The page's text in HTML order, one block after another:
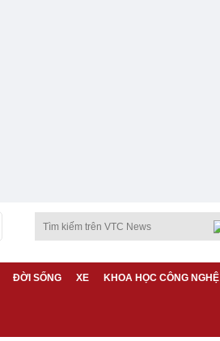
ĐỜI SỐNG XE KHOA HỌC CÔNG NGHỆ